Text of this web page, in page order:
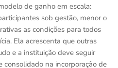
de ganho em escala:
sob gestão, menor o
as condições para todos
Ela acrescenta que outras
e a instituição deve seguir
consolidado na incorporação de